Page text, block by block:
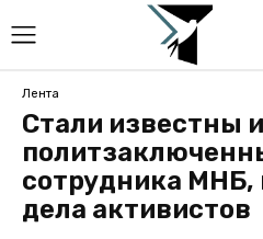
Лента
Стали известны
сотрудника
дела активистов